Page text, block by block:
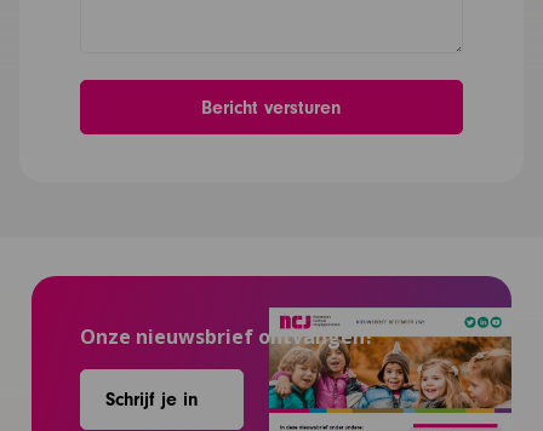
Onze nieuwsbrief ontvangen?
Schrijf je in